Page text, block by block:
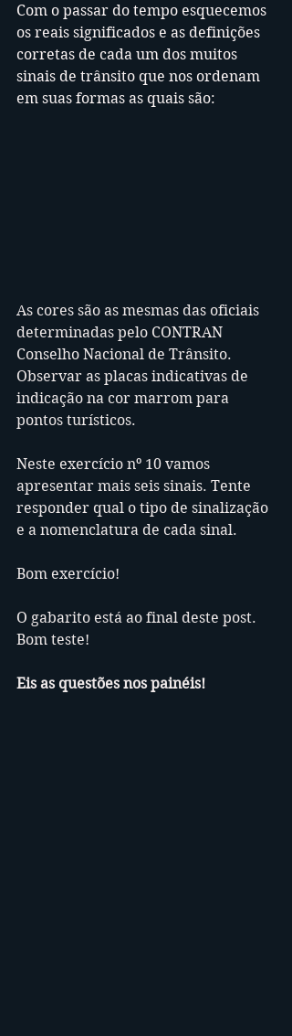
Com o passar do tempo esquecemos
os reais significados e as definições
corretas de cada um dos muitos
sinais de trânsito que nos ordenam
em suas formas as quais são:
As cores são as mesmas das oficiais
determinadas pelo CONTRAN
Conselho Nacional de Trânsito.
Observar as placas indicativas de
indicação na cor marrom para
pontos turísticos.
Neste exercício nº 10 vamos
apresentar mais seis sinais. Tente
responder qual o tipo de sinalização
e a nomenclatura de cada sinal.
Bom exercício!
O gabarito está ao final deste post.
Bom teste!
Eis as questões nos painéis!